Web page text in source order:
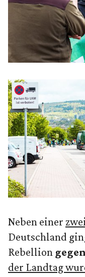
Neben einer
Deutschland
Rebellion
der Landtag